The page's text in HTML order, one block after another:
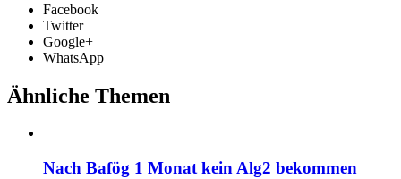
Facebook
Twitter
Google+
WhatsApp
Ähnliche Themen
Nach Bafög 1 Monat kein Alg2 bekommen